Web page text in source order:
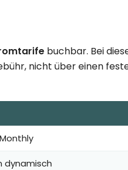
buchbar. Bei
nicht über einen
dynamisch